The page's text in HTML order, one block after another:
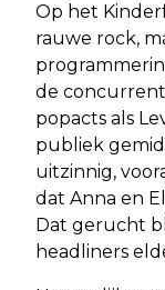
Op het
rauwe rock,
de
popacts als
publiek
uitzinnig,
dat Anna en
Dat gerucht
headliners